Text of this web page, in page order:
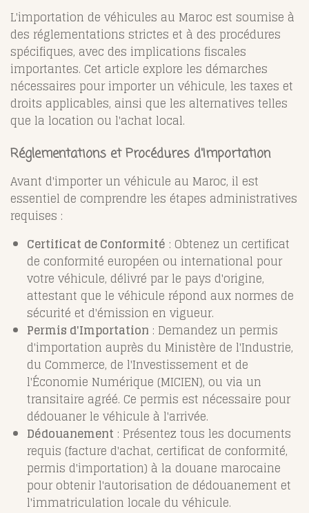
L'importation de véhicules au Maroc est soumise à
des réglementations strictes et à des procédures
spécifiques, avec des implications fiscales
importantes. Cet article explore les démarches
nécessaires pour importer un véhicule, les taxes et
droits applicables, ainsi que les alternatives telles
que la location ou l'achat local.
Réglementations et Procédures d'Importation
Avant d'importer un véhicule au Maroc, il est
essentiel de comprendre les étapes administratives
requises :
Certificat de Conformité : Obtenez un certificat
de conformité européen ou international pour
votre véhicule, délivré par le pays d'origine,
attestant que le véhicule répond aux normes de
sécurité et d'émission en vigueur.
Permis d'Importation : Demandez un permis
d'importation auprès du Ministère de l'Industrie,
du Commerce, de l'Investissement et de
l'Économie Numérique (MICIEN), ou via un
transitaire agréé. Ce permis est nécessaire pour
dédouaner le véhicule à l'arrivée.
Dédouanement : Présentez tous les documents
requis (facture d'achat, certificat de conformité,
permis d'importation) à la douane marocaine
pour obtenir l'autorisation de dédouanement et
l'immatriculation locale du véhicule.